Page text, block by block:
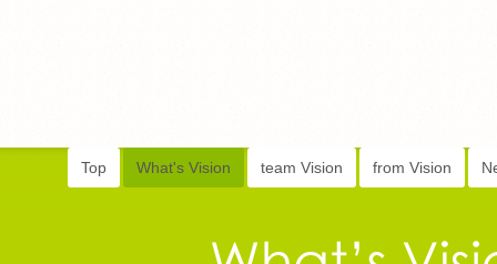
Top What's Vision team Vision from Vision